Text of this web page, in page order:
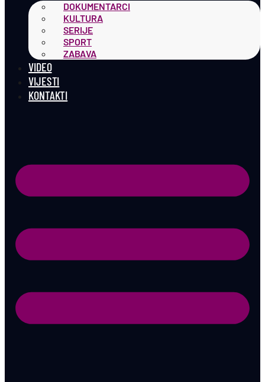
DOKUMENTARCI
KULTURA
SERIJE
SPORT
ZABAVA
VIDEO
VIJESTI
KONTAKTI